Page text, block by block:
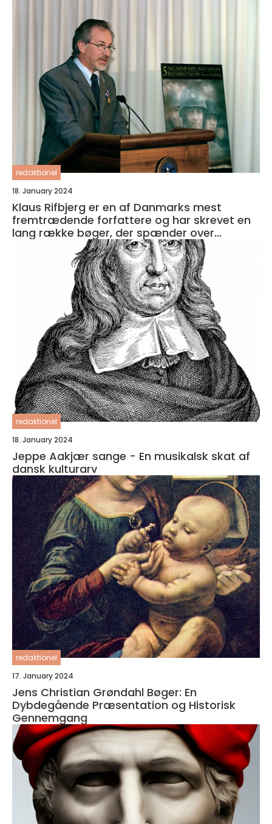
redaktionel
18. January 2024
Klaus Rifbjerg er en af Danmarks mest
fremtrædende forfattere og har skrevet en
lang række bøger, der spænder over
forskellige genrer og temaer
redaktionel
18. January 2024
Jeppe Aakjær sange - En musikalsk skat af
dansk kulturarv
redaktionel
17. January 2024
Jens Christian Grøndahl Bøger: En
Dybdegående Præsentation og Historisk
Gennemgang